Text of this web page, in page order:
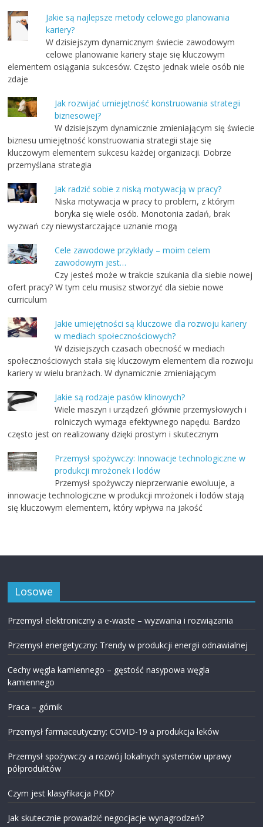
Jakie są najlepsze metody celowego planowania
kariery?
W dzisiejszym dynamicznym świecie zawodowym
celowe planowanie kariery staje się kluczowym
elementem osiągania sukcesów. Często jednak wiele osób nie
zdaje
Jak rozwijać umiejętność konstruowania strategii
biznesowej?
W dzisiejszym dynamicznie zmieniającym się świecie
biznesu umiejętność konstruowania strategii staje się
kluczowym elementem sukcesu każdej organizacji. Dobrze
przemyślana strategia
Jak radzić sobie z niską motywacją w pracy?
Niska motywacja w pracy to problem, z którym
boryka się wiele osób. Monotonia zadań, brak
wyzwań czy niewystarczające uznanie mogą
Cele zawodowe przykłady – moim celem
zawodowym jest…
Czy jesteś może w trakcie szukania dla siebie nowej
ofert pracy? W tym celu musisz stworzyć dla siebie nowe
curriculum
Jakie umiejętności są kluczowe dla rozwoju kariery
w mediach społecznościowych?
W dzisiejszych czasach obecność w mediach
społecznościowych stała się kluczowym elementem dla rozwoju
kariery w wielu branżach. W dynamicznie zmieniającym
Jakie są rodzaje pasów klinowych?
Wiele maszyn i urządzeń głównie przemysłowych i
rolniczych wymaga efektywnego napędu. Bardzo
często jest on realizowany dzięki prostym i skutecznym
Przemysł spożywczy: Innowacje technologiczne w
produkcji mrożonek i lodów
Przemysł spożywczy nieprzerwanie ewoluuje, a
innowacje technologiczne w produkcji mrożonek i lodów stają
się kluczowym elementem, który wpływa na jakość
Losowe
Przemysł elektroniczny a e-waste – wyzwania i rozwiązania
Przemysł energetyczny: Trendy w produkcji energii odnawialnej
Cechy węgla kamiennego – gęstość nasypowa węgla
kamiennego
Praca – górnik
Przemysł farmaceutyczny: COVID-19 a produkcja leków
Przemysł spożywczy a rozwój lokalnych systemów uprawy
półproduktów
Czym jest klasyfikacja PKD?
Jak skutecznie prowadzić negocjacje wynagrodzeń?